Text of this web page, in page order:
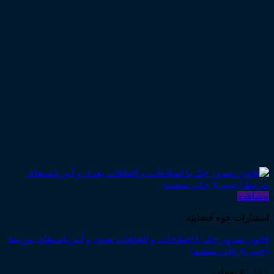
مشاهده
انتشارات قوه قضاییه
قانون صدور چک با اصلاحات و الحاقات بعدی و آیین‌نامه‌های مرتبط
(جیبی)( چاپ ششم)
۶۰,۰۰۰ تومان